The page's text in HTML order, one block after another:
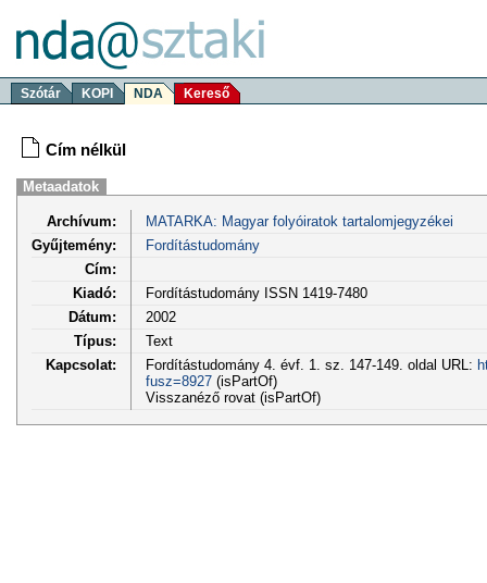
Szótár KOPI NDA Kereső
Cím nélkül
Metaadatok
Archívum:
MATARKA: Magyar folyóiratok tartalomjegyzékei
Gyűjtemény:
Fordítástudomány
Cím:
Kiadó:
Fordítástudomány ISSN 1419-7480
Dátum:
2002
Típus:
Text
Kapcsolat:
Fordítástudomány 4. évf. 1. sz. 147-149. oldal URL:
fusz=8927(isPartOf)
Visszanéző rovat (isPartOf)